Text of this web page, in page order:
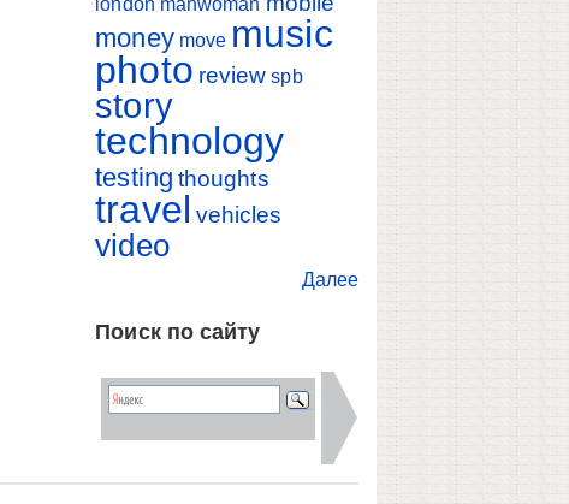
london manwoman
money move music
photo review spb
story
technology
testing thoughts
travel vehicles
video
Далее
Поиск по сайту